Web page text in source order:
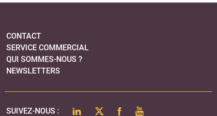
CONTACT
SERVICE COMMERCIAL
QUI SOMMES-NOUS ?
NEWSLETTERS
SUIVEZ-NOUS : LINKEDINTWITTERFACEBOOK
YOUTUBE